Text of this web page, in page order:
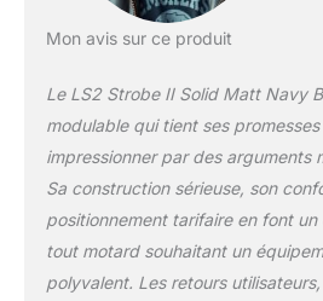
Double
Mon avis sur ce produit
Le LS2 Strobe II Solid Matt Navy
modulable qui tient ses
impressionner par des arguments
Sa construction sérieuse, son
positionnement tarifaire en font
tout motard souhaitant un
polyvalent. Les retours